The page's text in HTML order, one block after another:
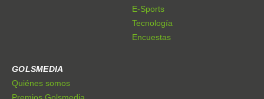
E-Sports
Tecnología
Encuestas
GOLSMEDIA
Quiénes somos
Premios Golsmedia